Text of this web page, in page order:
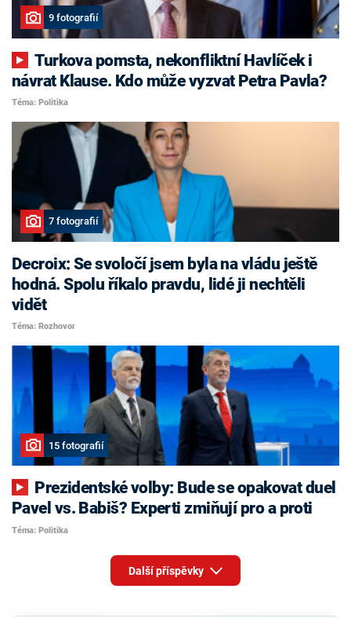
9 fotografií
Turkova pomsta, nekonfliktní Havlíček i
návrat Klause. Kdo může vyzvat Petra Pavla?
Téma: Politika
7 fotografií
Decroix: Se svoločí jsem byla na vládu ještě
hodná. Spolu říkalo pravdu, lidé ji nechtěli
vidět
Téma: Rozhovor
15 fotografií
Pavel vs. Babiš? Experti zmiňují pro a proti
Téma: Politika
Další příspěvky